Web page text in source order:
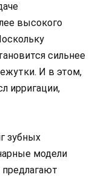
высокого
сильнее
И в этом,
ирригации,
зубных
модели